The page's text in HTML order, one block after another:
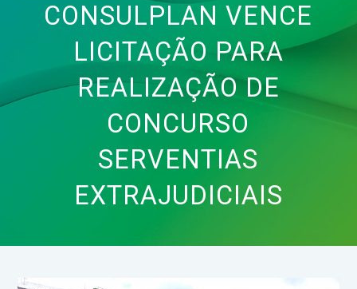
CONSULPLAN VENCE
LICITAÇÃO PARA
REALIZAÇÃO DE
CONCURSO
SERVENTIAS
EXTRAJUDICIAIS